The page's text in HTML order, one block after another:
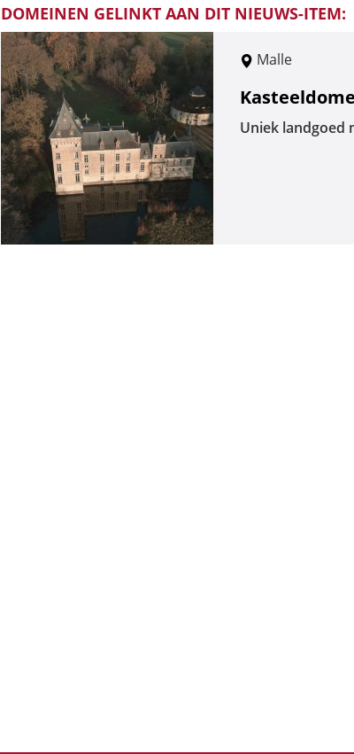
DOMEINEN GELINKT AAN DIT NIEUWS-ITEM:
Malle
Uniek landgoed